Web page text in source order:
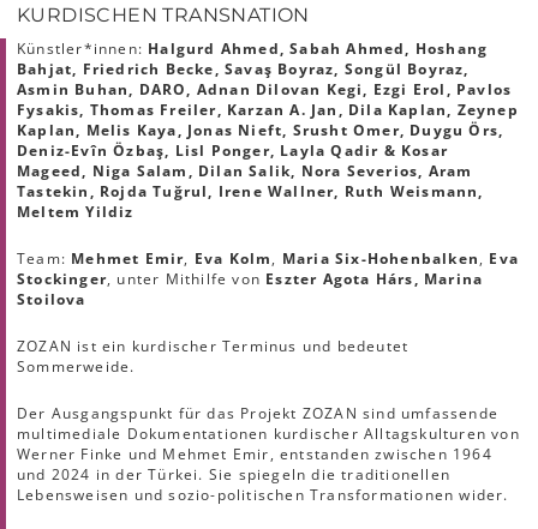
KURDISCHEN TRANSNATION
Künstler*innen: Halgurd Ahmed, Sabah Ahmed, Hoshang
Bahjat, Friedrich Becke, Savaş Boyraz, Songül Boyraz,
Asmin Buhan, DARO, Adnan Dilovan Kegi, Ezgi Erol, Pavlos
Fysakis, Thomas Freiler, Karzan A. Jan, Dila Kaplan, Zeynep
Kaplan, Melis Kaya, Jonas Nieft, Srusht Omer, Duygu Örs,
Deniz-Evîn Özbaş, Lisl Ponger, Layla Qadir & Kosar
Mageed, Niga Salam, Dilan Salik, Nora Severios, Aram
Tastekin, Rojda Tuğrul, Irene Wallner, Ruth Weismann,
Meltem Yildiz
Team: Mehmet Emir, Eva Kolm, Maria Six-Hohenbalken, Eva
Stockinger, unter Mithilfe von Eszter Agota Hárs, Marina
Stoilova
ZOZAN ist ein kurdischer Terminus und bedeutet
Sommerweide.
Der Ausgangspunkt für das Projekt ZOZAN sind umfassende
multimediale Dokumentationen kurdischer Alltagskulturen von
Werner Finke und Mehmet Emir, entstanden zwischen 1964
und 2024 in der Türkei. Sie spiegeln die traditionellen
Lebensweisen und sozio-politischen Transformationen wider.